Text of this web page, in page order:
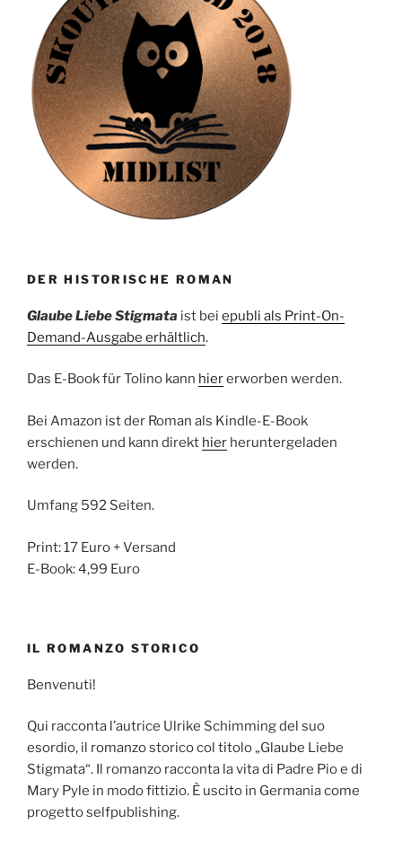
DER HISTORISCHE ROMAN
Glaube Liebe Stigmata ist bei epubli als Print-On-
Demand-Ausgabe erhältlich.
Das E-Book für Tolino kann hiererworben werden.
Bei Amazon ist der Roman als Kindle-E-Book
erschienen und kann direkt hier heruntergeladen
werden.
Umfang 592 Seiten.
Print: 17 Euro + Versand
E-Book: 4,99 Euro
IL ROMANZO STORICO
Benvenuti!
Qui racconta l’autrice Ulrike Schimming del suo
esordio, il romanzo storico col titolo „Glaube Liebe
Stigmata“. Il romanzo racconta la vita di Padre Pio e di
Mary Pyle in modo fittizio. È uscito in Germania come
progetto selfpublishing.